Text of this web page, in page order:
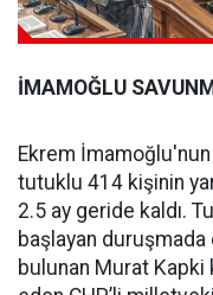
İMAMOĞLU
Ekrem
tutuklu 414 kişinin
2.5 ay geride kaldı.
başlayan duruşmada
bulunan Murat Kapki